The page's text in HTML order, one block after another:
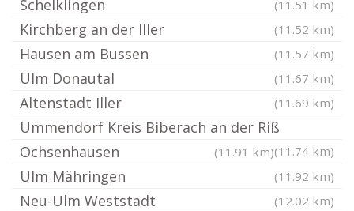
Schelklingen (11.51 km)
Kirchberg an der Iller (11.52 km)
Hausen am Bussen (11.57 km)
Ulm Donautal (11.67 km)
Altenstadt Iller (11.69 km)
Ummendorf Kreis Biberach an der Riß
(11.74 km)
Ochsenhausen (11.91 km)
Ulm Mähringen (11.92 km)
Neu-Ulm Weststadt (12.02 km)